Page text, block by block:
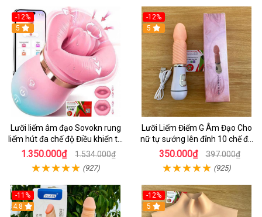
-12%
5
Lưỡi liếm âm đạo Sovokn rung
liếm hút đa chế độ Điều khiển từ
xa qua app
1.350.000₫ 1.534.000₫
(927)
-12%
5
Lưỡi Liếm Điểm G Âm Đạo Cho
nữ tự sướng lên đỉnh 10 chế độ
rung giá tốt
350.000₫ 397.000₫
(925)
-11%
4.8
-12%
5